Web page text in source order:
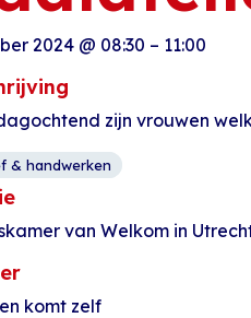
2024 @ 08:30 – 11:00
zijn vrouwen
& handwerken
van Welkom in
komt zelf